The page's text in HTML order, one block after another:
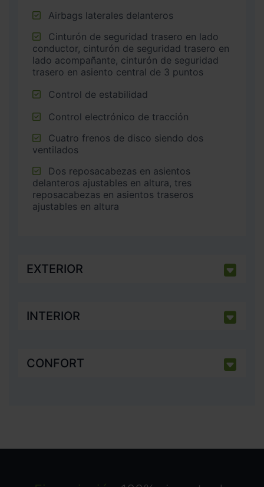
Airbags laterales delanteros
conductor, cinturón de seguridad trasero en
lado acompañante, cinturón de seguridad
trasero en asiento central de 3 puntos
Control de estabilidad
Control electrónico de tracción
ventilados
delanteros ajustables en altura, tres
reposacabezas en asientos traseros
ajustables en altura
EXTERIOR
INTERIOR
CONFORT